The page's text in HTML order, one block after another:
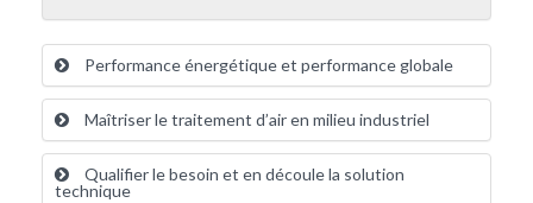
Performance énergétique et performance globale
Maîtriser le traitement d’air en milieu industriel
Qualifier le besoin et en découle la solution
technique